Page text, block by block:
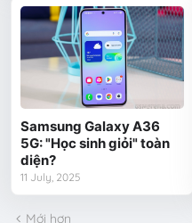
Samsung Galaxy A36
5G: "Học sinh giỏi" toàn
diện?
11 July, 2025
Mới hơn